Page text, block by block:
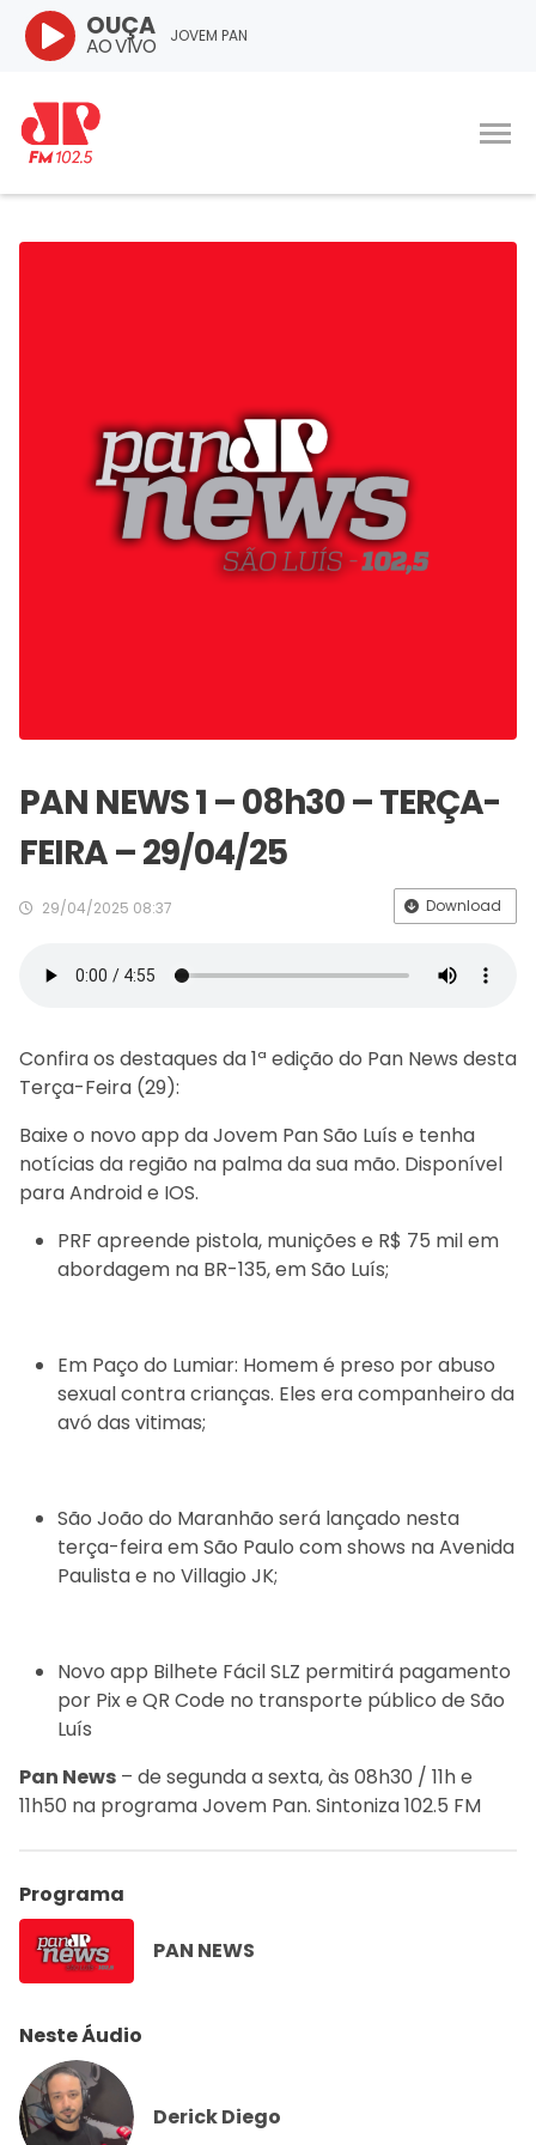
JOVEM PAN
OUÇA
AO VIVO
PAN NEWS 1 – 08h30 – TERÇA-
FEIRA – 29/04/25
29/04/2025 08:37 Download
Confira os destaques da 1ª edição do Pan News desta
Terça-Feira (29):
Baixe o novo app da Jovem Pan São Luís e tenha
notícias da região na palma da sua mão. Disponível
para Android e IOS.
PRF apreende pistola, munições e R$ 75 mil em
abordagem na BR-135, em São Luís;
Em Paço do Lumiar: Homem é preso por abuso
sexual contra crianças. Eles era companheiro da
avó das vitimas;
São João do Maranhão será lançado nesta
terça-feira em São Paulo com shows na Avenida
Paulista e no Villagio JK;
Novo app Bilhete Fácil SLZ permitirá pagamento
por Pix e QR Code no transporte público de São
Luís
Pan News – de segunda a sexta, às 08h30 / 11h e
11h50 na programa Jovem Pan. Sintoniza 102.5 FM
Programa
PAN NEWS
Neste Áudio
Derick Diego